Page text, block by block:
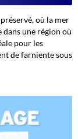
où la mer
dans une région où
pour les
de farniente sous